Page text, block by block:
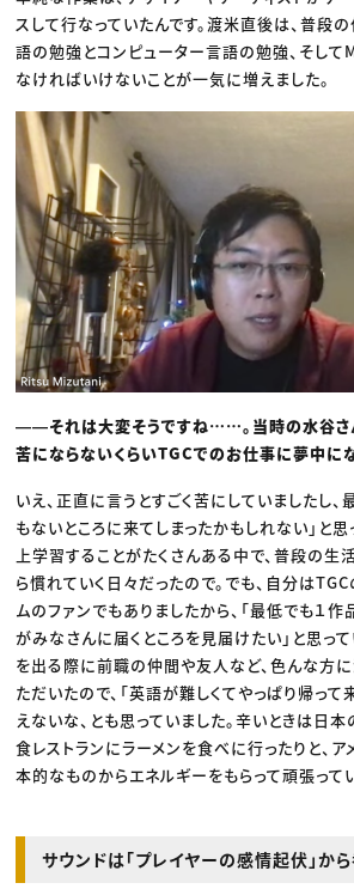
スして行なっていたんです。渡米直後は、普段
語の勉強とコンピューター言語の勉強、そし
なければいけないことが一気に増えました。
――それは大変そうですね……。当時の水谷さ
苦にならないくらいTGCでのお仕事に夢中に
いえ、正直に言うとすごく苦にしていましたし
もないところに来てしまったかもしれない」と思
上学習することがたくさんある中で、普段の生
ら慣れていく日々だったので。でも、自分は
ムのファンでもありましたから、「最低でも１
がみなさんに届くところを見届けたい」と思っ
を出る際に前職の仲間や友人など、色んな方
ただいたので、「英語が難しくてやっぱり帰っ
えないな、とも思っていました。辛いときは日
食レストランにラーメンを食べに行ったりと、
本的なものからエネルギーをもらって頑張って
サウンドは「プレイヤーの感情起伏」か